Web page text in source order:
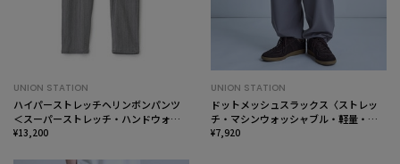
UNION STATION
ハイパーストレッチヘリンボンパンツ
＜スーパーストレッチ・ハンドウォッ
シャブル＞
¥13,200
UNION STATION
ドットメッシュスラックス〈ストレッ
チ・マシンウォッシャブル・軽量・接
触冷感・通気性〉
¥7,920